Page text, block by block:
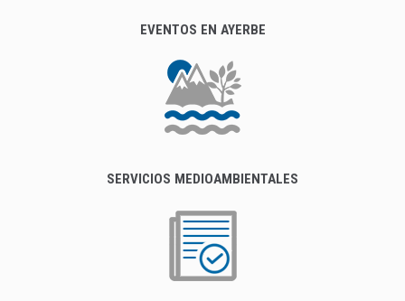
EVENTOS EN AYERBE
SERVICIOS MEDIOAMBIENTALES